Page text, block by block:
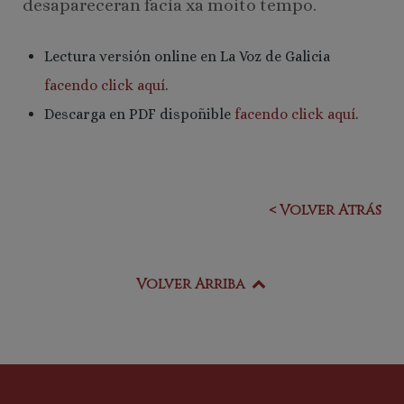
desapareceran facía xa moito tempo.
Lectura versión online en La Voz de Galicia
facendo click aquí.
Descarga en PDF dispoñible facendo click aquí.
< Volver Atrás
Volver Arriba